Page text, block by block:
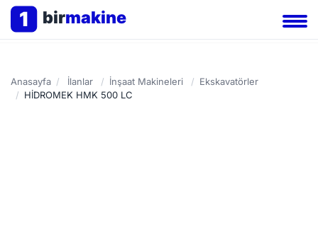
1 birmakine
Anasayfa / İlanlar / İnşaat Makineleri / Ekskavatörler
/ HİDROMEK HMK 500 LC